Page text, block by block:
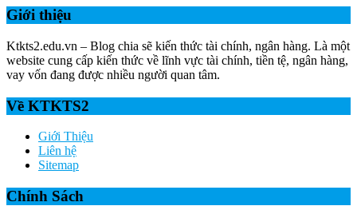
Giới thiệu
Ktkts2.edu.vn – Blog chia sẽ kiến thức tài chính, ngân hàng. Là một
website cung cấp kiến thức về lĩnh vực tài chính, tiền tệ, ngân hàng,
vay vốn đang được nhiều người quan tâm.
Về KTKTS2
Giới Thiệu
Liên hệ
Sitemap
Chính Sách